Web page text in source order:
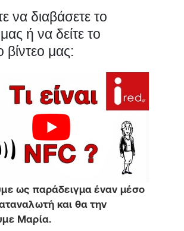
να διαβάσετε το
ή να δείτε το
βίντεο μας:
ως παράδειγμα έναν μέσο
και θα την
Μαρία.